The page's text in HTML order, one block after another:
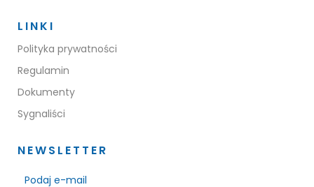
LINKI
Polityka prywatności
Regulamin
Dokumenty
Sygnaliści
NEWSLETTER